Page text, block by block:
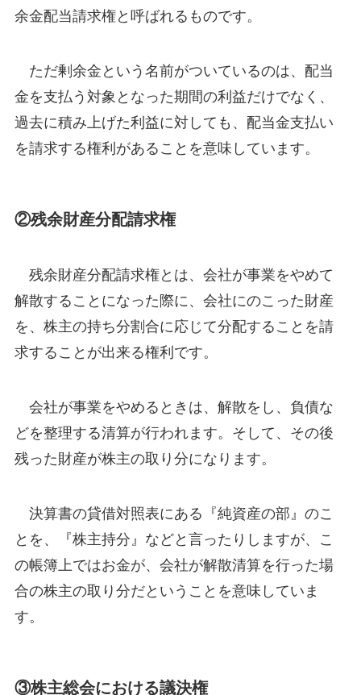
余金配当請求権と呼ばれるものです。
ただ剰余金という名前がついているのは、配当
金を支払う対象となった期間の利益だけでなく、
過去に積み上げた利益に対しても、配当金支払い
を請求する権利があることを意味しています。
②残余財産分配請求権
残余財産分配請求権とは、会社が事業をやめて
解散することになった際に、会社にのこった財産
を、株主の持ち分割合に応じて分配することを請
求することが出来る権利です。
会社が事業をやめるときは、解散をし、負債な
どを整理する清算が行われます。そして、その後
残った財産が株主の取り分になります。
決算書の貸借対照表にある『純資産の部』のこ
とを、『株主持分』などと言ったりしますが、こ
の帳簿上ではお金が、会社が解散清算を行った場
合の株主の取り分だということを意味していま
す。
③株主総会における議決権